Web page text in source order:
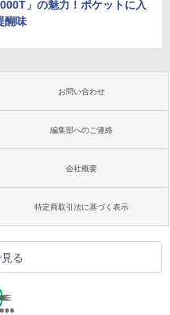
」の魅力！ポケットに入
醐味
お問い合わせ
編集部へのご連絡
会社概要
特定商取引法に基づく表示
る